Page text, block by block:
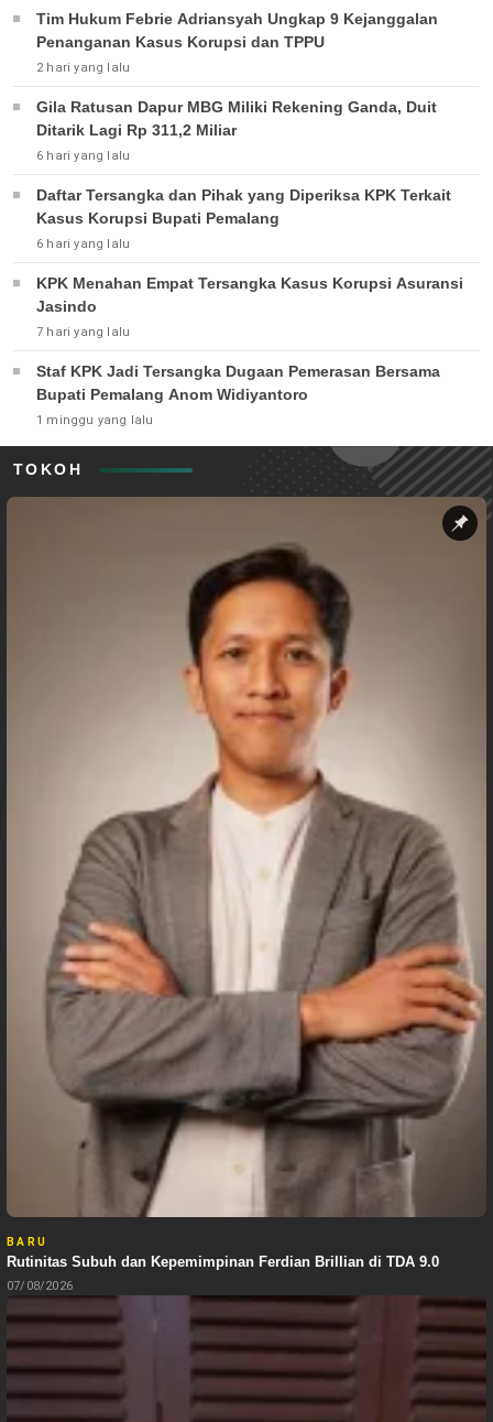
Tim Hukum Febrie Adriansyah Ungkap 9 Kejanggalan
Penanganan Kasus Korupsi dan TPPU
2 hari yang lalu
Gila Ratusan Dapur MBG Miliki Rekening Ganda, Duit
Ditarik Lagi Rp 311,2 Miliar
6 hari yang lalu
Daftar Tersangka dan Pihak yang Diperiksa KPK Terkait
Kasus Korupsi Bupati Pemalang
6 hari yang lalu
KPK Menahan Empat Tersangka Kasus Korupsi Asuransi
Jasindo
7 hari yang lalu
Staf KPK Jadi Tersangka Dugaan Pemerasan Bersama
Bupati Pemalang Anom Widiyantoro
1 minggu yang lalu
TOKOH
BARU
Rutinitas Subuh dan Kepemimpinan Ferdian Brillian di TDA 9.0
07/08/2026